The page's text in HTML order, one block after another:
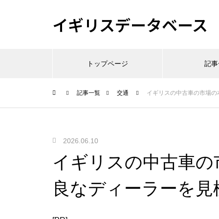
イギリスデータベース
トップページ 記
記事一覧 交通 イギリスの中古車の市場
2026.06.10
イギリスの中古車
良なディーラーを